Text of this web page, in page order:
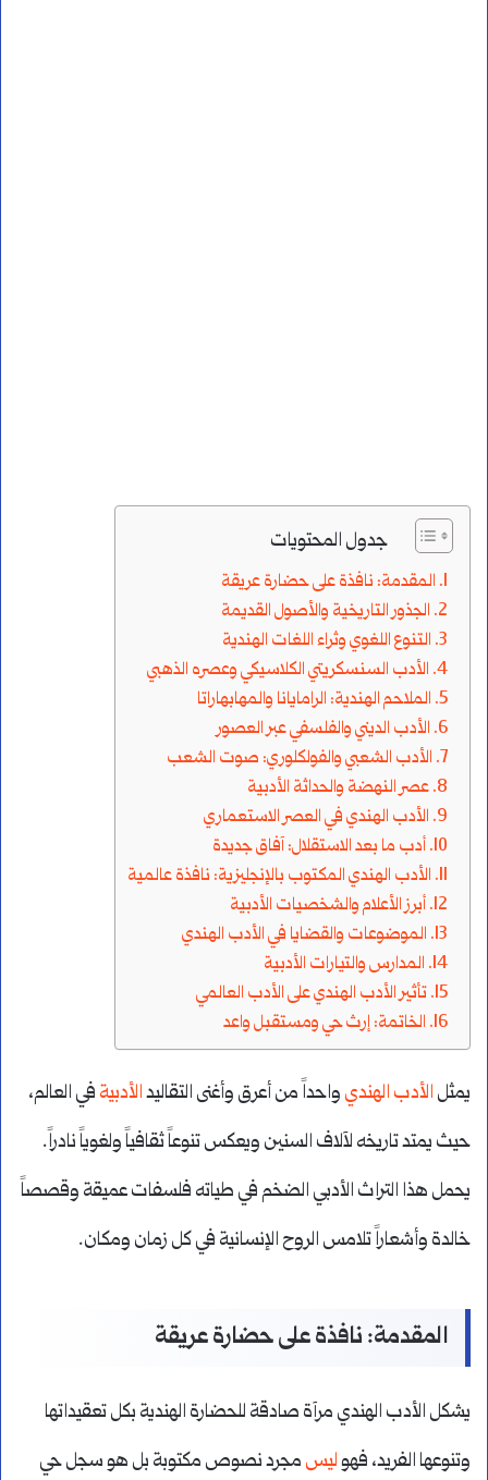
جدول المحتويات
المقدمة: نافذة على حضارة عريقة
الجذور التاريخية والأصول القديمة
التنوع اللغوي وثراء اللغات الهندية
الأدب السنسكريتي الكلاسيكي وعصره الذهبي
الملاحم الهندية: الرامايانا والمهابهاراتا
الأدب الديني والفلسفي عبر العصور
الأدب الشعبي والفولكلوري: صوت الشعب
عصر النهضة والحداثة الأدبية
الأدب الهندي في العصر الاستعماري
أدب ما بعد الاستقلال: آفاق جديدة
الأدب الهندي المكتوب بالإنجليزية: نافذة عالمية
أبرز الأعلام والشخصيات الأدبية
الموضوعات والقضايا في الأدب الهندي
المدارس والتيارات الأدبية
تأثير الأدب الهندي على الأدب العالمي
الخاتمة: إرث حي ومستقبل واعد
يمثل الأدب الهندي واحداً من أعرق وأغنى التقاليدالأدبية في العالم،
حيث يمتد تاريخه لآلاف السنين ويعكس تنوعاً ثقافياً ولغوياً نادراً.
يحمل هذا التراث الأدبي الضخم في طياته فلسفات عميقة وقصصاً
خالدة وأشعاراً تلامس الروح الإنسانية في كل زمان ومكان.
المقدمة: نافذة على حضارة عريقة
يشكل الأدب الهندي مرآة صادقة للحضارة الهندية بكل تعقيداتها
وتنوعها الفريد، فهوليس مجرد نصوص مكتوبة بل هو سجل حي